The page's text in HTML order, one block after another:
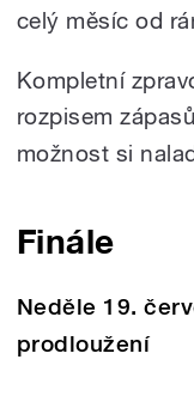
celý měsíc od
Kompletní
rozpisem
možnost si
Finále
Neděle 19.
prodloužení